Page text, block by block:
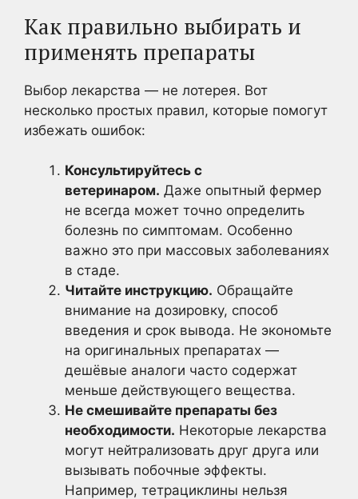
Как правильно выбирать и
применять препараты
Выбор лекарства — не лотерея. Вот
несколько простых правил, которые помогут
избежать ошибок:
Консультируйтесь с
ветеринаром. Даже опытный фермер
не всегда может точно определить
болезнь по симптомам. Особенно
важно это при массовых заболеваниях
в стаде.
Читайте инструкцию. Обращайте
внимание на дозировку, способ
введения и срок вывода. Не экономьте
на оригинальных препаратах —
дешёвые аналоги часто содержат
меньше действующего вещества.
Не смешивайте препараты без
необходимости. Некоторые лекарства
могут нейтрализовать друг друга или
вызывать побочные эффекты.
Например, тетрациклины нельзя